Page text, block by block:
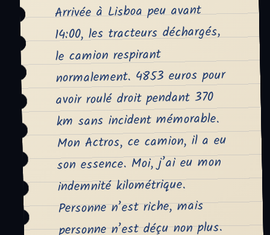
Arrivée à Lisboa peu avant
14:00, les tracteurs déchargés,
le camion respirant
normalement. 4853 euros pour
avoir roulé droit pendant 370
km sans incident mémorable.
Mon Actros, ce camion, il a eu
son essence. Moi, j’ai eu mon
indemnité kilométrique.
Personne n’est riche, mais
personne n’est déçu non plus.